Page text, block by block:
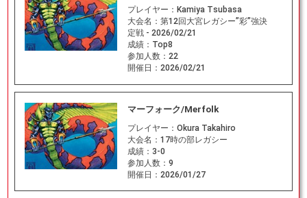
プレイヤー： Kamiya Tsubasa
大会名： 第12回大宮レガシー”彩”強決
定戦 - 2026/02/21
成績： Top8
参加人数： 22
開催日： 2026/02/21
マーフォーク/Merfolk
プレイヤー： Okura Takahiro
大会名： 17時の部レガシー
成績： 3-0
参加人数： 9
開催日： 2026/01/27